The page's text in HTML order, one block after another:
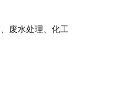
废水处理、化工